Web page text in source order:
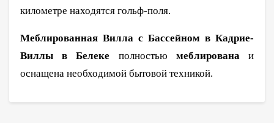
километре находятся гольф-поля.
Меблированная Вилла с Бассейном в Кадрие-
Виллы в Белеке полностью меблирована и
оснащена необходимой бытовой техникой.